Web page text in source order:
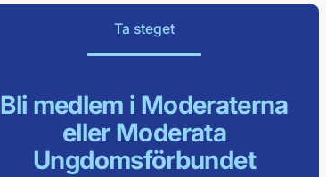
Ta steget
Bli medlem i Moderaterna
eller Moderata
Ungdomsförbundet